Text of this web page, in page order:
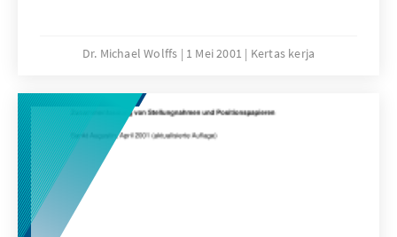
Dr. Michael Wolffs 1 Mei 2001 Kertas kerja